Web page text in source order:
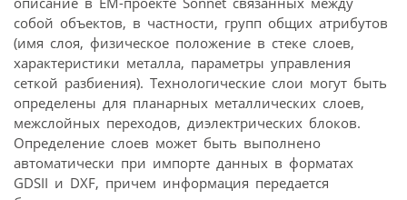
собой объектов, в частности, групп общих атрибутов
(имя слоя, физическое положение в стеке слоев,
характеристики металла, параметры управления
сеткой разбиения). Технологические слои могут быть
определены для планарных металлических слоев,
межслойных переходов, диэлектрических блоков.
Определение слоев может быть выполнено
автоматически при импорте данных в форматах
GDSII и DXF, причем информация передается